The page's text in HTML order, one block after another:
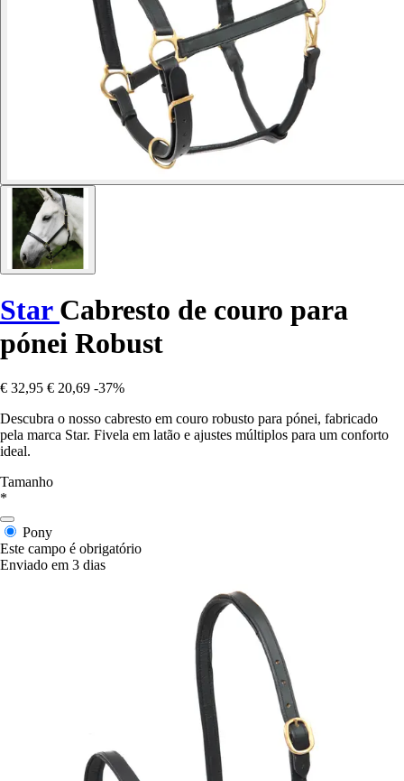
Star Cabresto de couro para
pónei Robust
€ 32,95 € 20,69 -37%
Descubra o nosso cabresto em couro robusto para pónei, fabricado
pela marca Star. Fivela em latão e ajustes múltiplos para um conforto
ideal.
Tamanho
*
Pony
Este campo é obrigatório
Enviado em 3 dias